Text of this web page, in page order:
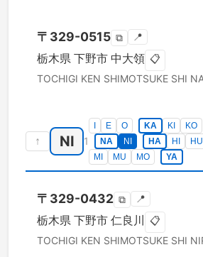
〒 329-0515 ⧉ 📍
栃木県 下野市 中大領 📋
TOCHIGI KEN SHIMOTSUKE SHI
↑ NI 1
E O KA KI KO
NA
NI HA HI HU
MI
MU MO YA
〒 329-0432 ⧉ 📍
栃木県 下野市 仁良川 📋
TOCHIGI KEN SHIMOTSUKE SHI